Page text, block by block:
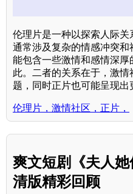
伦理片是一种以探索人际关
通常涉及复杂的情感冲突
能包含一些激情和感情深
此。二者的关系在于，激
题，同时正片也可能呈现出
伦理片，激情社区，正片，
爽文短剧《夫人
清版精彩回顾